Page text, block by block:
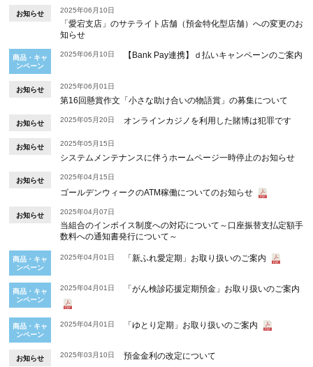
お知らせ 2025年06月10日
「愛宕支店」のサテライト店舗（預金特化型店舗）への変更のお
知らせ
商品・キャ
ンペーン
2025年06月10日 【Bank Pay連携】ｄ払いキャンペーンのご案内
お知らせ 2025年06月01日
第16回懸賞作文「小さな助け合いの物語賞」の募集について
お知らせ 2025年05月20日 オンラインカジノを利用した賭博は犯罪です
お知らせ 2025年05月15日
システムメンテナンスに伴うホームページ一時停止のお知らせ
お知らせ 2025年04月15日
ゴールデンウィークのATM稼働についてのお知らせ
お知らせ 2025年04月07日
当組合のインボイス制度への対応について～口座振替支払定額手
数料への通知書発行について～
商品・キャ
ンペーン
2025年04月01日 「新ふれ愛定期」お取り扱いのご案内
商品・キャ
ンペーン
2025年04月01日 「がん検診応援定期預金」お取り扱いのご案内
商品・キャ
ンペーン
2025年04月01日 「ゆとり定期」お取り扱いのご案内
お知らせ 2025年03月10日 預金金利の改定について